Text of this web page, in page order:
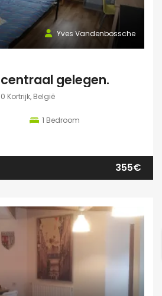
Yves Vandenbossche
gelegen.
Kortrijk, België
1 Bedroom
355€